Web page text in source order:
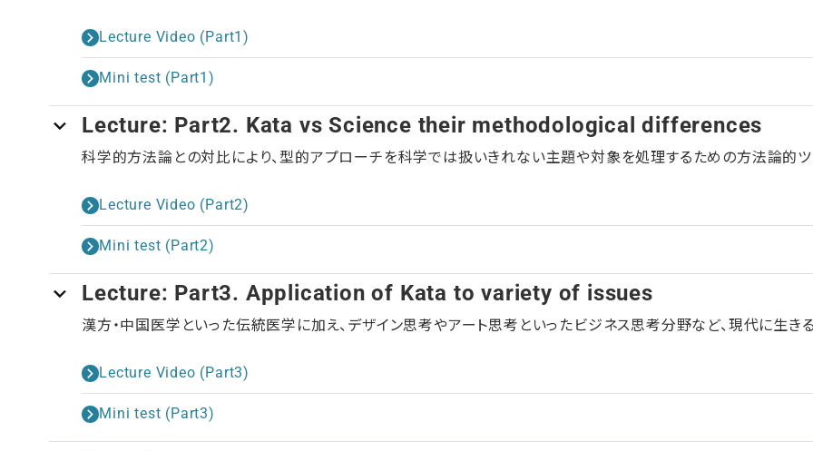
Lecture Video (Part1)
Mini test (Part1)
Lecture: Part2. Kata vs Science their methodological differences
科学的方法論との対比により、型的アプローチを科学では扱いきれない主題や対象を処理するための方法論的
Lecture Video (Part2)
Mini test (Part2)
Lecture: Part3. Application of Kata to variety of issues
漢方・中国医学といった伝統医学に加え、デザイン思考やアート思考といったビジネス思考分野など、現代に生き
Lecture Video (Part3)
Mini test (Part3)